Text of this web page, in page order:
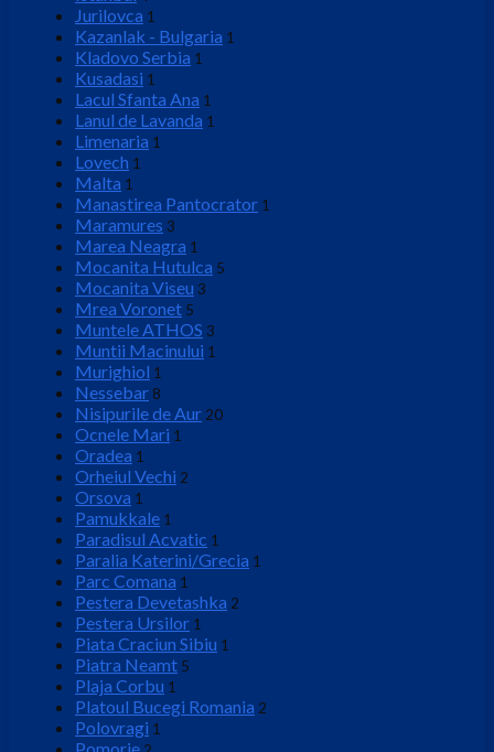
Jurilovca 1
Kazanlak - Bulgaria 1
Kladovo Serbia 1
Kusadasi 1
Lacul Sfanta Ana 1
Lanul de Lavanda 1
Limenaria 1
Lovech 1
Malta 1
Manastirea Pantocrator 1
Maramures 3
Marea Neagra 1
Mocanita Hutulca 5
Mocanita Viseu 3
Mrea Voronet 5
Muntele ATHOS 3
Muntii Macinului 1
Murighiol 1
Nessebar 8
Nisipurile de Aur 20
Ocnele Mari 1
Oradea 1
Orheiul Vechi 2
Orsova 1
Pamukkale 1
Paradisul Acvatic 1
Paralia Katerini/Grecia 1
Parc Comana 1
Pestera Devetashka 2
Pestera Ursilor 1
Piata Craciun Sibiu 1
Piatra Neamt 5
Plaja Corbu 1
Platoul Bucegi Romania 2
Polovragi 1